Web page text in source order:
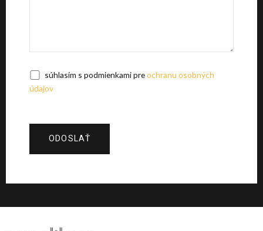
súhlasím s podmienkami preochranu osobných
údajov